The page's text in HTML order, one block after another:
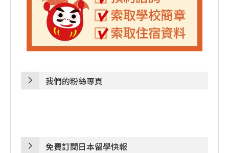
我們的粉絲專頁
免費訂閱日本留學快報